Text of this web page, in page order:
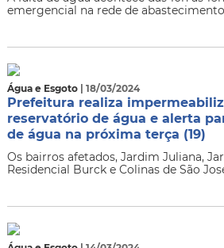
emergencial na rede de abastecimento
Água e Esgoto | 18/03/2024
Prefeitura realiza
reservatório de água e alerta
de água na próxima terça (19)
Os bairros afetados, Jardim Juliana,
Residencial Burck e Colinas de São